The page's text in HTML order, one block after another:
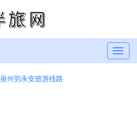
泉州到永安旅游线路